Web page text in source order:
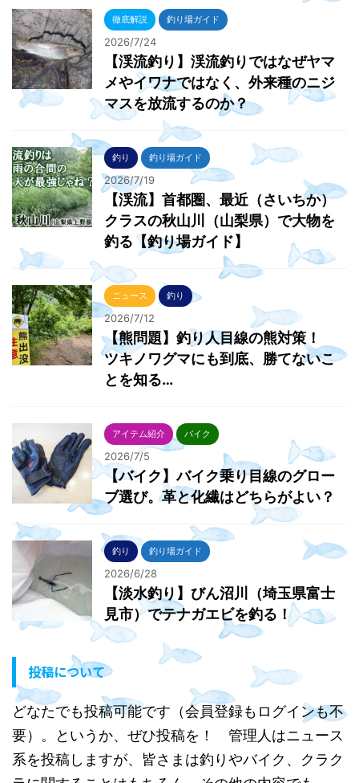
徹底解説 釣り場ガイド
2026/7/24
【渓流釣り】渓流釣りではなぜヤマ
メやイワナではなく、外来種のニジ
マスを放流するのか？
釣り 釣り場ガイド
2026/7/19
【渓流】首都圏、最近（さいちか）
クラスの秋山川（山梨県）で大物を
釣る【釣り場ガイド】
ニュース 釣り
2026/7/12
【熊問題】釣り人目線の熊対策！
ツキノワグマにも到底、勝てないこ
とを知る…
アイテム紹介 バイク
2026/7/5
【バイク】バイク乗り目線のグロー
ブ選び。革と化繊はどちらがよい？
釣り 釣り場ガイド
2026/6/28
【淡水釣り】びん沼川（埼玉県富士
見市）でテナガエビを釣る！
投稿について
どなたでも投稿可能です（会員登録もログインも不
要）。というか、ぜひ投稿を！ 管理人はニュース
系を投稿しますが、皆さまは釣りやバイク、クラク